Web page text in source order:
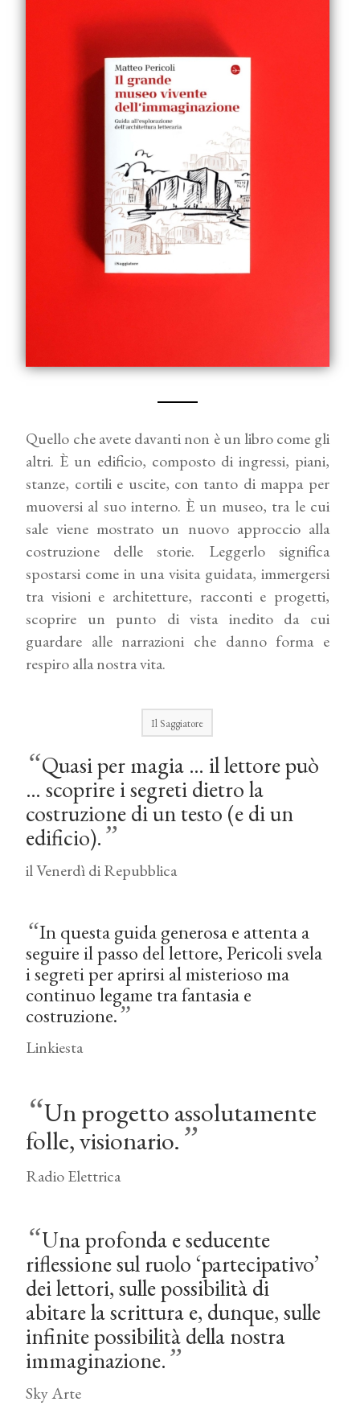
Quello che avete davanti non è un libro come gli
altri. È un edificio, composto di ingressi, piani,
stanze, cortili e uscite, con tanto di mappa per
muoversi al suo interno. È un museo, tra le cui
sale viene mostrato un nuovo approccio alla
costruzione delle storie. Leggerlo significa
spostarsi come in una visita guidata, immergersi
tra visioni e architetture, racconti e progetti,
scoprire un punto di vista inedito da cui
guardare alle narrazioni che danno forma e
respiro alla nostra vita.
Il Saggiatore
“Quasi per magia … il lettore può
… scoprire i segreti dietro la
costruzione di un testo (e di un
edificio).”
il Venerdì di Repubblica
“In questa guida generosa e attenta a
seguire il passo del lettore, Pericoli svela
i segreti per aprirsi al misterioso ma
continuo legame tra fantasia e
costruzione.”
Linkiesta
“Un progetto assolutamente
folle, visionario.”
Radio Elettrica
“Una profonda e seducente
riflessione sul ruolo ‘partecipativo’
dei lettori, sulle possibilità di
abitare la scrittura e, dunque, sulle
infinite possibilità della nostra
immaginazione.”
Sky Arte